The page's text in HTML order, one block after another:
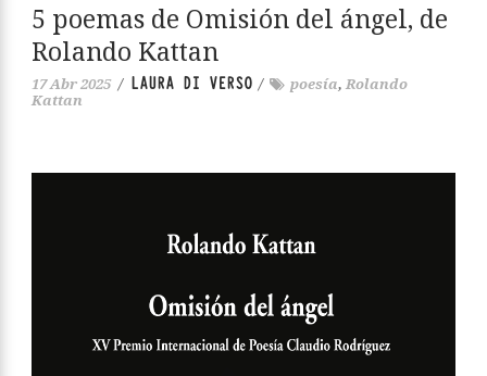
5 poemas de Omisión del ángel, de
Rolando Kattan
17 Abr 2025 / LAURA DI VERSO / poesía, Rolando
Kattan